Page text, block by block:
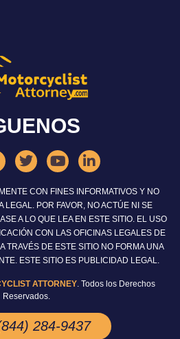
CON FINES INFORMATIVOS Y NO
LEGAL. POR FAVOR, NO ACTÚE NI SE
A LO QUE LEA EN ESTE SITIO. EL USO
CON LAS OFICINAS LEGALES DE
TRAVÉS DE ESTE SITIO NO FORMA UNA
ESTE SITIO ES PUBLICIDAD LEGAL.
ATTORNEY. Todos los Derechos
Reservados.
284-9437